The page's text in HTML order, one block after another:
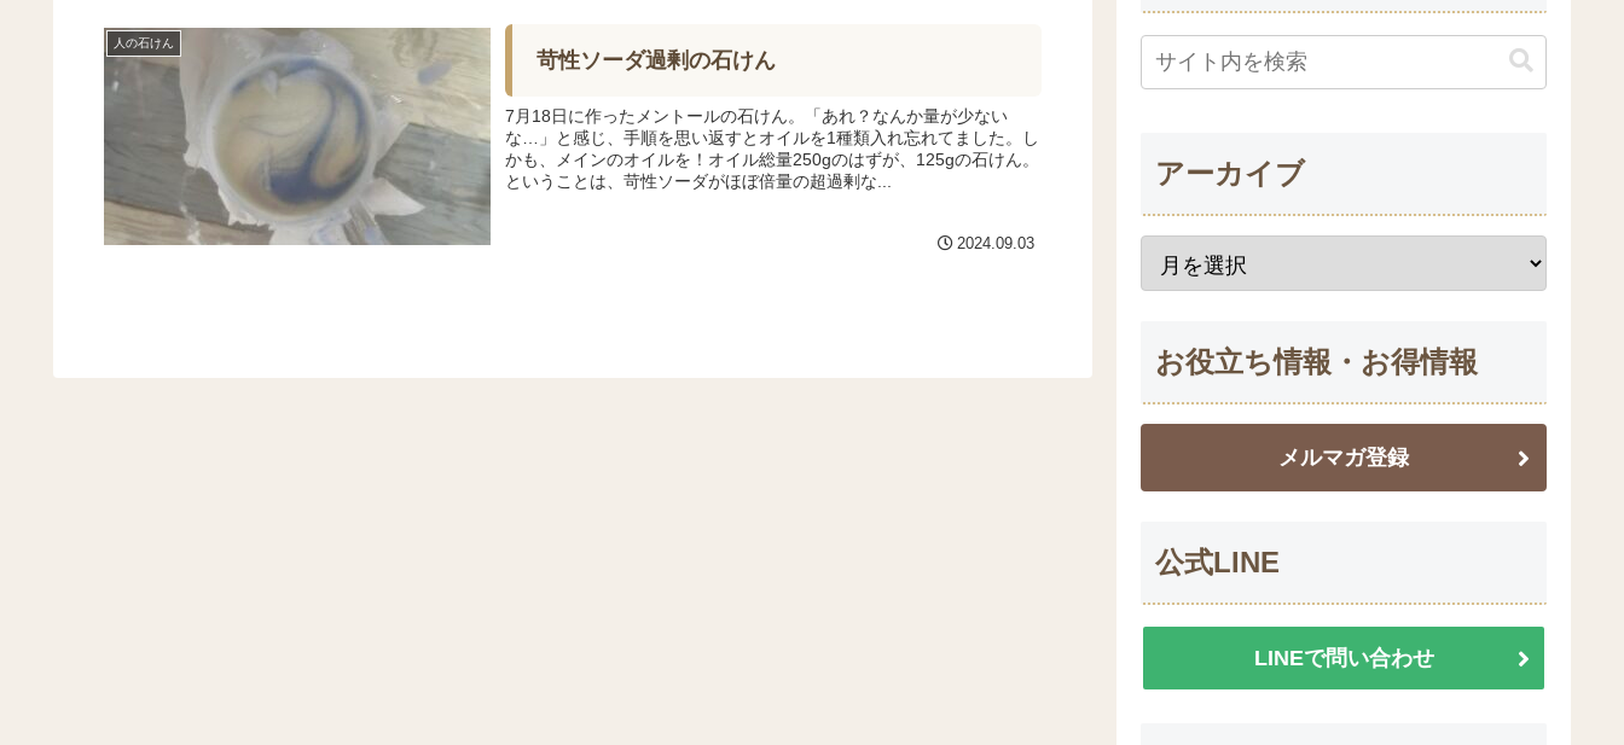
人の石けん
苛性ソーダ過剰の石けん
7月18日に作ったメントールの石けん。「あれ？なんか量が少ない
な…」と感じ、手順を思い返すとオイルを1種類入れ忘れてました。し
かも、メインのオイルを！オイル総量250gのはずが、125gの石けん。
ということは、苛性ソーダがほぼ倍量の超過剰な...
2024.09.03
アーカイブ
お役立ち情報・お得情報
メルマガ登録
公式LINE
LINEで問い合わせ